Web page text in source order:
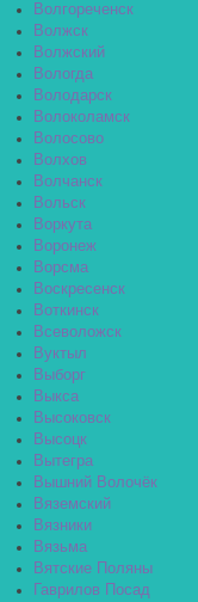
Волгореченск
Волжск
Волжский
Вологда
Володарск
Волоколамск
Волосово
Волхов
Волчанск
Вольск
Воркута
Воронеж
Ворсма
Воскресенск
Воткинск
Всеволожск
Вуктыл
Выборг
Выкса
Высоковск
Высоцк
Вытегра
Вышний Волочёк
Вяземский
Вязники
Вязьма
Вятские Поляны
Гаврилов Посад